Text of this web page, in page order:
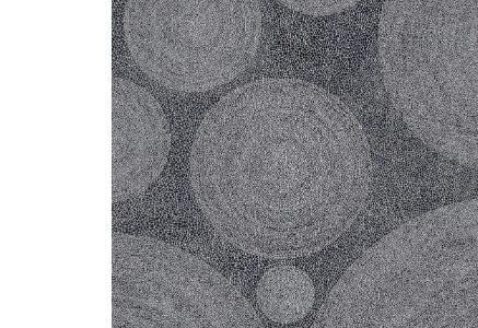
Accesorios de Closet
Accesorios Monika
Accesorios Riva
Accesorios Deslizables